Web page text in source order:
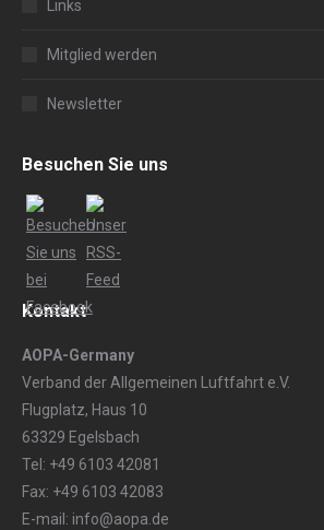
Links
Mitglied werden
Newsletter
Besuchen Sie uns
Kontakt
AOPA-Germany
Verband der Allgemeinen Luftfahrt e.V.
Flugplatz, Haus 10
63329 Egelsbach
Tel: +49 6103 42081
Fax: +49 6103 42083
E-mail: info@aopa.de